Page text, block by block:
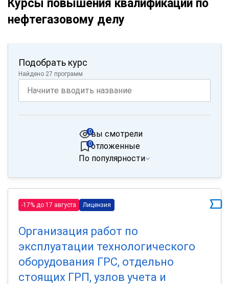
Курсы повышения квалификации по
нефтегазовому делу
Подобрать курс
Найдено 27 программ
вы смотрели
0
отложенные
0
По популярности
-17% до 17 августа Лицензия
Организация работ по
эксплуатации технологического
оборудования ГРС, отдельно
стоящих ГРП, узлов учета и